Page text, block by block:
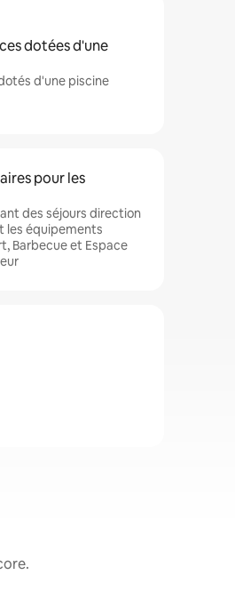
dotées d'une
d'une piscine
pour les
des séjours direction
les équipements
Barbecue et Espace